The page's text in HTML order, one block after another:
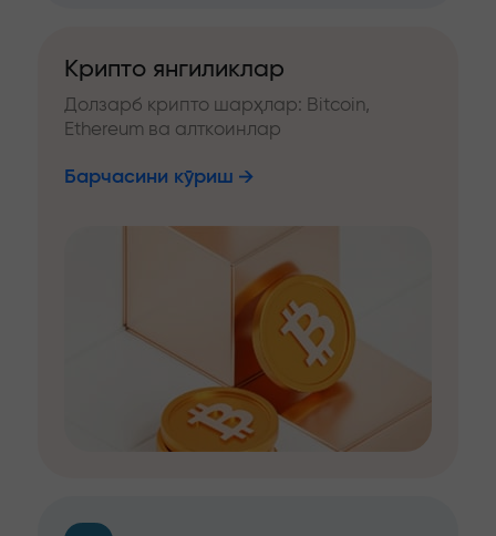
Крипто янгиликлар
Долзарб крипто шарҳлар: Bitcoin,
Ethereum ва алткоинлар
Барчасини кўриш